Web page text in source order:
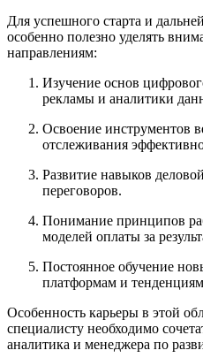
Для успешного старта и
особенно полезно уделять
направлениям:
Изучение основ
рекламы и аналитики
Освоение инструментов
отслеживания
Развитие навыков
переговоров.
Понимание принципов
моделей оплаты за
Постоянное обучение
платформам и
Особенность карьеры в этой
специалисту необходимо
аналитика и менеджера по